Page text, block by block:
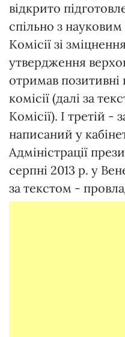
відкрито
спільно з
Комісії зі
утвердження
отримав позитивні
комісії (далі за
Комісії). І третій
написаний у
Адміністрації
серпні 2013 р. у
за текстом -